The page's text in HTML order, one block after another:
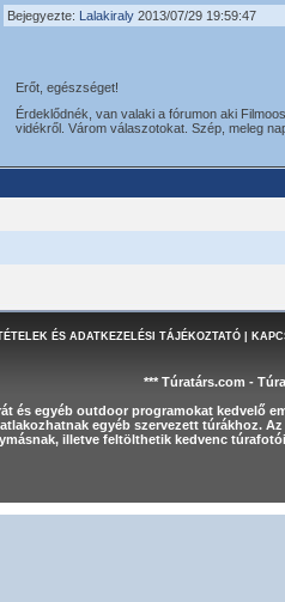
Bejegyezte: Lalakiraly 2013/07/29 19:59:47
Erőt, egészséget!
Érdeklődnék, van valaki a fórumon aki
vidékről. Várom válaszotokat. Szép, meleg
ÉS ADATKEZELÉSI TÁJÉKOZTATÓ|
*** Túratárs.com -
és egyéb outdoor programokat kedvelő
egyéb szervezett túrákhoz.
illetve feltölthetik kedvenc